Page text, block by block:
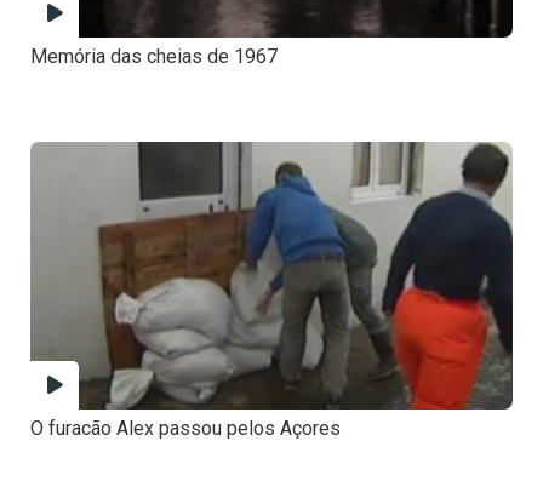
Memória das cheias de 1967
O furacão Alex passou pelos Açores